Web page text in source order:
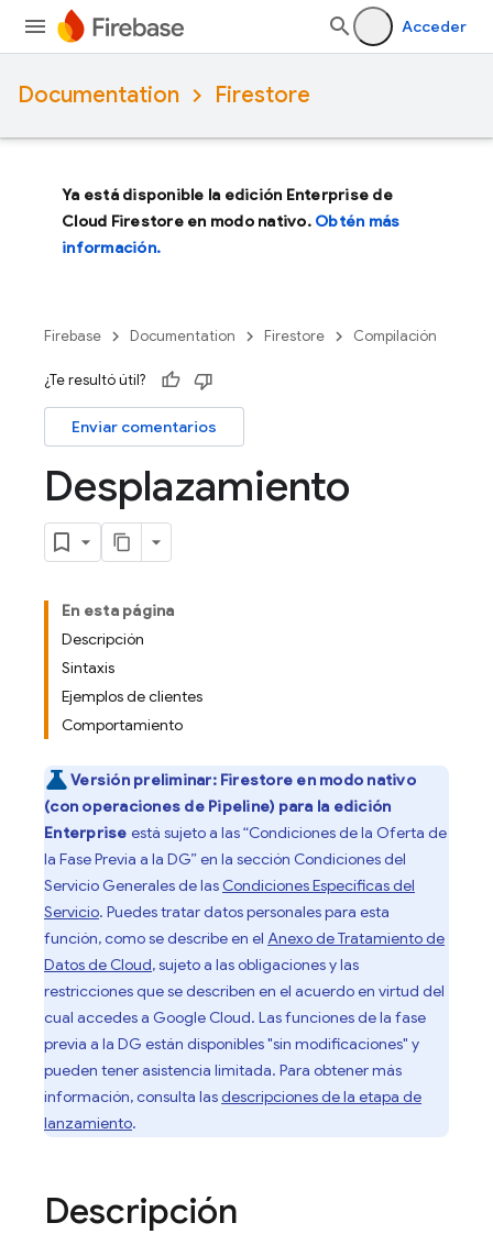
Acceder
Documentation Firestore
Ya está disponible la edición Enterprise de
Cloud Firestore en modo nativo. Obtén más
información.
Firebase Documentation Firestore Compilación
¿Te resultó útil?
Enviar comentarios
Desplazamiento
En esta página
Descripción
Sintaxis
Ejemplos de clientes
Comportamiento
Versión preliminar: Firestore en modo nativo
(con operaciones de Pipeline) para la edición
Enterprise está sujeto a las “Condiciones de la Oferta de
la Fase Previa a la DG” en la sección Condiciones del
Servicio Generales de las Condiciones Específicas del
Servicio. Puedes tratar datos personales para esta
función, como se describe en el Anexo de Tratamiento de
Datos de Cloud, sujeto a las obligaciones y las
restricciones que se describen en el acuerdo en virtud del
cual accedes a Google Cloud. Las funciones de la fase
previa a la DG están disponibles "sin modificaciones" y
pueden tener asistencia limitada. Para obtener más
información, consulta lasdescripciones de la etapa de
lanzamiento.
Descripción